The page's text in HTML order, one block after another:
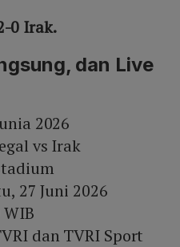
0 Irak.
dan Live
2026
vs Irak
27 Juni 2026
dan TVRI Sport